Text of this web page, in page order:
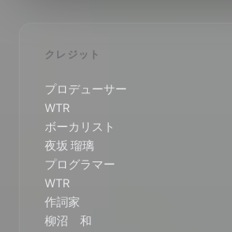
クレジット
プロデューサー
WTR
ボーカリスト
夜坂 瑠璃
プログラマー
WTR
作詞家
柳沼　和